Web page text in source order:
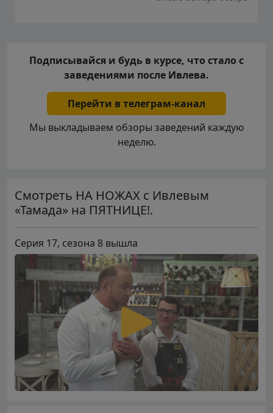
Подписывайся и будь в курсе, что стало с
заведениями после Ивлева.
Перейти в телеграм-канал
Мы выкладываем обзоры заведений каждую
неделю.
Смотреть НА НОЖАХ с Ивлевым
«Тамада» на ПЯТНИЦЕ!.
Серия 17, сезона 8 вышла